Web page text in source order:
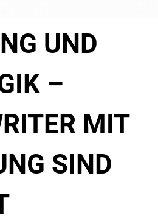
UND
–
MIT
SIND